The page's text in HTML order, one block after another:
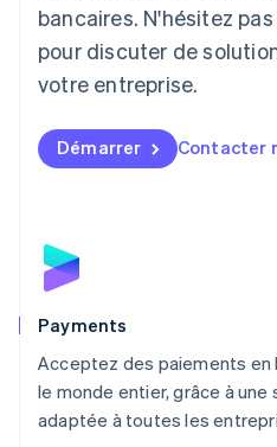
bancaires. N'hésitez
pour discuter de
votre entreprise.
Démarrer Contacter
Payments
Acceptez des paiements en
le monde entier, grâce à
adaptée à toutes les
Lituanie
Luxembourg
FrançaisDeutschEnglish
English简体中文
Malte
Norvège
English
English
NederlandsEnglish
Pologne
English